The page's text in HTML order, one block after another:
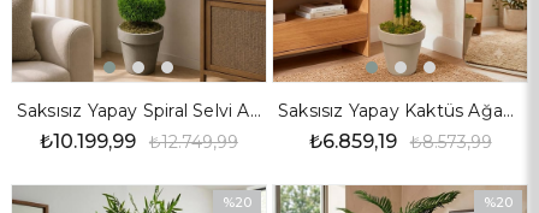
Saksısız Yapay Spiral Selvi Ağaç 160 cm
₺10.199,99 ₺12.749,99
Saksısız Yapay Kaktüs Ağaç 130 cm
₺6.859,19 ₺8.573,99
%20
%20